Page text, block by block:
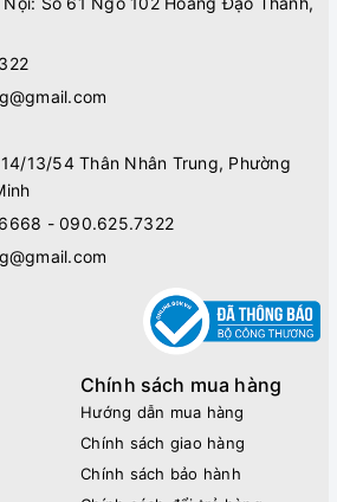
13/54 Thân Nhân Trung, Phường
- 090.625.7322
Chính sách mua hàng
Hướng dẫn mua hàng
Chính sách giao hàng
Chính sách bảo hành